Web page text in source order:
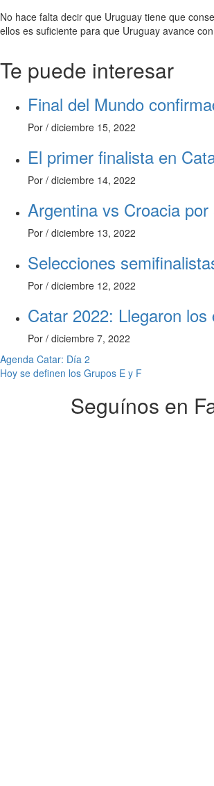
No hace falta decir que Uruguay tiene que
ellos es suficiente para que Uruguay avance
Te puede interesar
Final del Mundo
Por / diciembre 15, 2022
El primer finalista en
Por / diciembre 14, 2022
Argentina vs Croacia
Por / diciembre 13, 2022
Selecciones
Por / diciembre 12, 2022
Catar 2022: Llegaron
Por / diciembre 7, 2022
Navegación
de
entradas
Agenda Catar: Día 2
Hoy se definen los Grupos E y F
Seguínos en